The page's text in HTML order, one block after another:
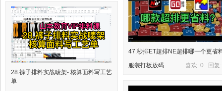
47.秒排ET超排NE超排哪一个更省
喜欢: 0 回
服装打板放码
28.裤子排料实战唛架- 核算面料写工艺
单